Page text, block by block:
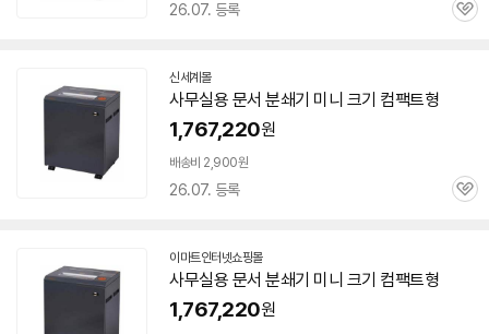
26.07. 등록
관
신세계몰
사무실용 문서 분쇄기 미니 크기 컴팩트형
1,767,220원
배송비 2,900원
26.07. 등록
관
이마트인터넷쇼핑몰
사무실용 문서 분쇄기 미니 크기 컴팩트형
1,767,220원